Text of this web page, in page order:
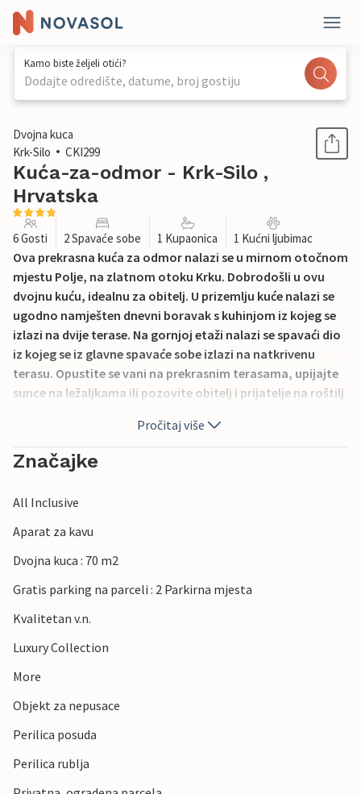
Kamo biste željeli otići?
Dodajte odredište, datume, broj gostiju
1 / 26
Dvojna kuca
Krk-Silo
CKI299
Kuća-za-odmor - Krk-Silo ,
Hrvatska
6 Gosti 2 Spavaće sobe 1 Kupaonica 1 Kućni ljubimac
Ova prekrasna kuća za odmor nalazi se u mirnom otočnom
mjestu Polje, na zlatnom otoku Krku. Dobrodošli u ovu
dvojnu kuću, idealnu za obitelj. U prizemlju kuće nalazi se
ugodno namješten dnevni boravak s kuhinjom iz kojeg se
izlazi na dvije terase. Na gornjoj etaži nalazi se spavaći dio
iz kojeg se iz glavne spavaće sobe izlazi na natkrivenu
terasu. Opustite se vani na prekrasnim terasama, upijajte
sunce na ležaljkama ili pozovite obitelj i prijatelje na roštilj
najbliže plaže kao i manje trgovine, restorane i šetnice uz
more. U Polju postoji lokalna trgovina koja radi samo
tijekom ljetne sezone. Upoznajte zanimljivu tradiciju ovog
Pročitaj više
Značajke
All Inclusive
Aparat za kavu
Dvojna kuca : 70 m2
Gratis parking na parceli : 2 Parkirna mjesta
Kvalitetan v.n.
Luxury Collection
More
Objekt za nepusace
Perilica posuda
Perilica rublja